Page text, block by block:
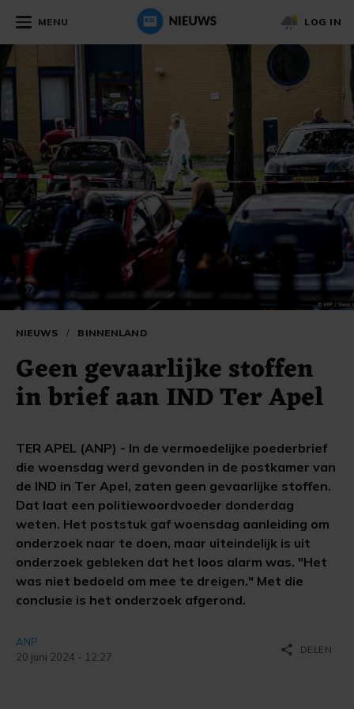
MENU LOG IN
NIEUWS / BINNENLAND
Geen gevaarlijke stoffen
in brief aan IND Ter Apel
TER APEL (ANP) - In de vermoedelijke poederbrief
die woensdag werd gevonden in de postkamer van
de IND in Ter Apel, zaten geen gevaarlijke stoffen.
Dat laat een politiewoordvoeder donderdag
weten. Het poststuk gaf woensdag aanleiding om
onderzoek naar te doen, maar uiteindelijk is uit
onderzoek gebleken dat het loos alarm was. "Het
was niet bedoeld om mee te dreigen." Met die
conclusie is het onderzoek afgerond.
ANP
20 juni 2024 - 12:27
share DELEN